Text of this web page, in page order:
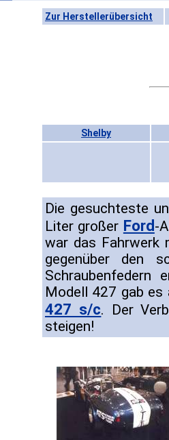
Zur Herstellerübersicht
Shelby
Die gesuchteste
Liter großer Ford -
war das Fahrwerk
gegenüber den
Schraubenfedern
Modell 427 gab es
427 s/c. Der
steigen!